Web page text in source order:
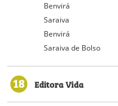
Benvirá
Saraiva
Benvirá
Saraiva de Bolso
18 Editora Vida